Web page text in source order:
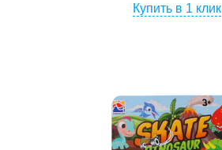
Купить в 1 клик